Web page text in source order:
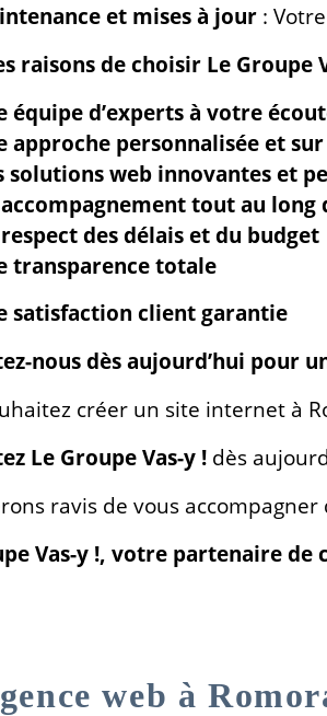
et mises à jour :
raisons de choisir Le
équipe d’experts à votre
approche personnalisée et
solutions web innovantes et
tout au
des délais et du budget
transparence totale
satisfaction client garantie
nous dès aujourd’hui pour
créer un site internet à
Le Groupe Vas-y ! dès
ravis de vous
Vas-y !, votre partenaire
web à